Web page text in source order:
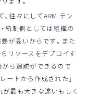
往々にしてARM テン
統制側としては組織の
が高いからです。また
リソースをデプロイす
ら追跡ができるので
ートから作成された」
最も大きな違いもしく